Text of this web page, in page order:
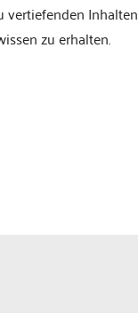
vertiefenden
zu erhalten.